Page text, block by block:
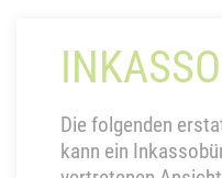
Die folgenden
kann ein